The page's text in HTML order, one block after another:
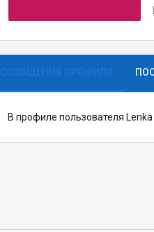
СООБЩЕНИЯ ПРОФИЛЯ
В профиле пользователя